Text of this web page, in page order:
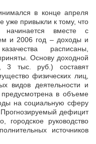
в конце апреля
уже привыкли к тому, что
начинается вместе с
и 2006 год – доходы и
расписаны,
Основу доходной
3 тыс. руб.) составят
физических лиц,
видов деятельности и
в объеме
на социальную сферу
дефицит
руководство
источников